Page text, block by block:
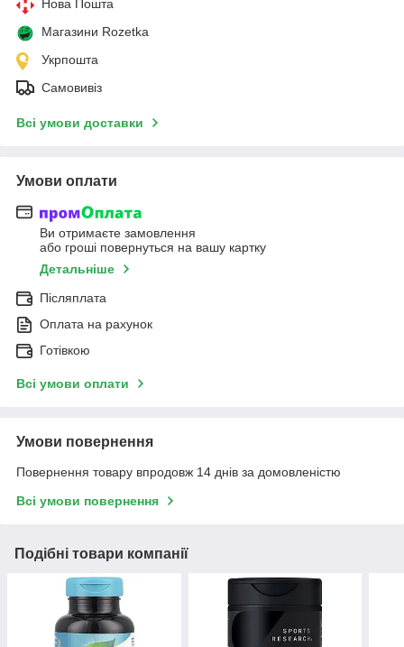
Нова Пошта
Магазини Rozetka
Укрпошта
Самовивіз
Всі умови доставки
Умови оплати
Ви отримаєте замовлення
або гроші повернуться на вашу картку
Детальніше
Післяплата
Оплата на рахунок
Готівкою
Всі умови оплати
Умови повернення
Повернення товару впродовж 14 днів за домовленістю
Всі умови повернення
Подібні товари компанії